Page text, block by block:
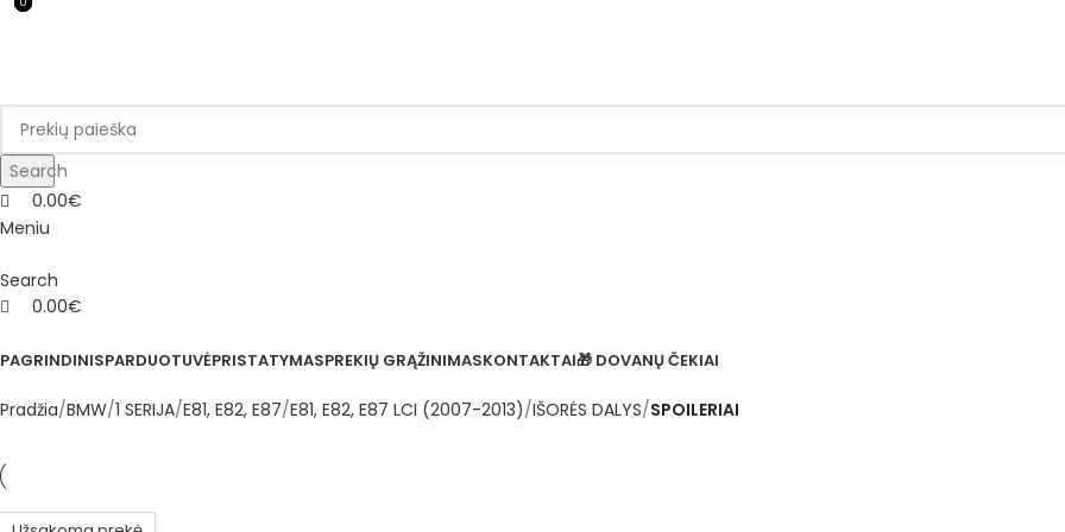
Search
0.00€
Meniu
Search
0.00€
PAGRINDINISPARDUOTUVĖPRISTATYMASPREKIŲ GRĄŽINIMASKONTAKTAI🎁 DOVANŲ ČEKIAI
Pradžia BMW 1 SERIJA E81, E82, E87 E81, E82, E87 LCI (2007-2013) IŠORĖS DALYS SPOILERIAI